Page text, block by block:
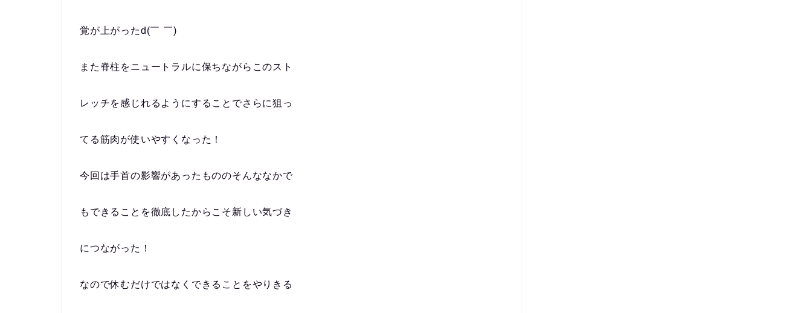
覚が上がったd(￣ ￣)
また脊柱をニュートラルに保ちながらこのスト
レッチを感じれるようにすることでさらに狙っ
てる筋肉が使いやすくなった！
今回は手首の影響があったもののそんななかで
もできることを徹底したからこそ新しい気づき
につながった！
なので休むだけではなくできることをやりきる